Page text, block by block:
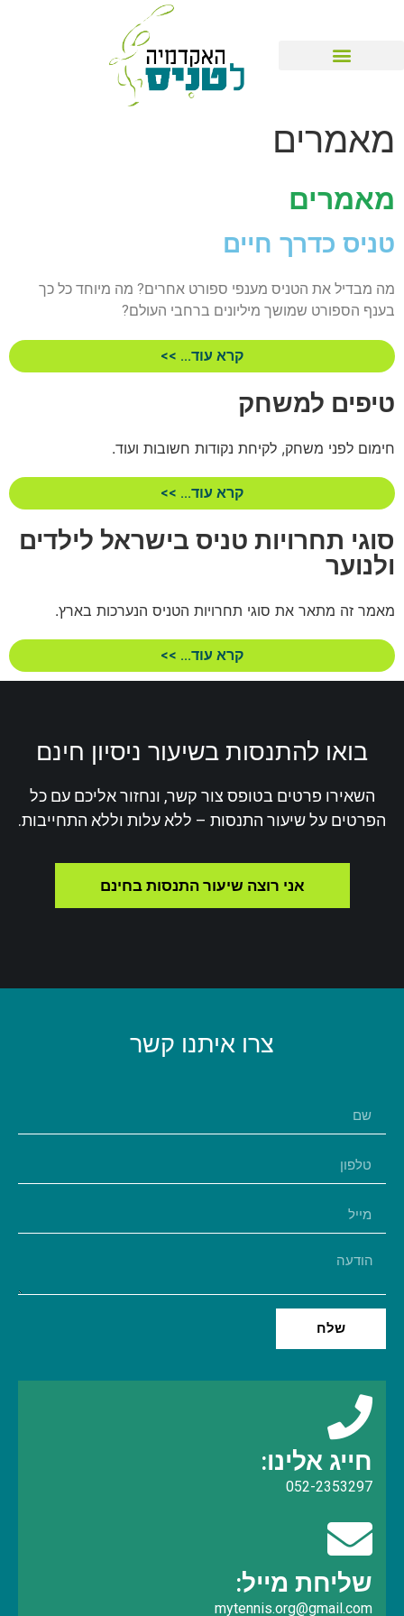
מאמרים
מאמרים
טניס כדרך חיים
מה מבדיל את הטניס מענפי ספורט אחרים? מה מיוחד כל כך
בענף הספורט שמושך מיליונים ברחבי העולם?
קרא עוד... >>
טיפים למשחק​
חימום לפני משחק, לקיחת נקודות חשובות ועוד.
קרא עוד... >>
סוגי תחרויות טניס בישראל לילדים
ולנוער
מאמר זה מתאר את סוגי תחרויות הטניס הנערכות בארץ.
קרא עוד... >>
בואו להתנסות בשיעור ניסיון חינם
השאירו פרטים בטופס צור קשר, ונחזור אליכם עם כל
הפרטים על שיעור התנסות – ללא עלות וללא התחייבות.
אני רוצה שיעור התנסות בחינם
צרו איתנו קשר
שלח
חייג אלינו:
052-2353297
שליחת מייל:
mytennis.org@gmail.com